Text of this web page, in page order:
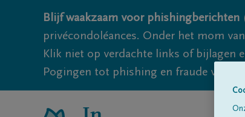
Blijf waakzaam voor
privécondoléances. Onder het mom
Klik niet op verdachte links of bijlagen
Pogingen tot phishing en fraude